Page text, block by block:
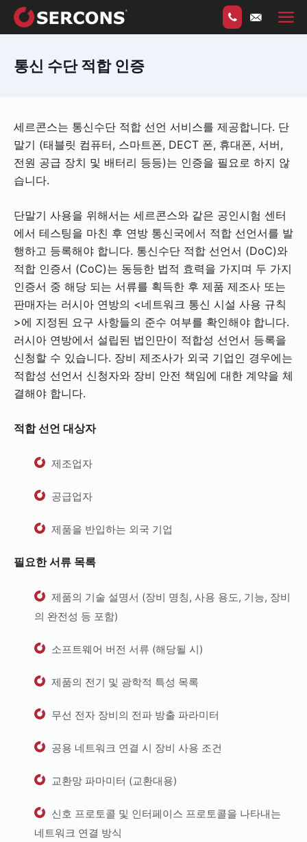
통신 수단 적합 인증
세르콘스는 통신수단 적합 선언 서비스를 제공합니다. 단
말기 (태블릿 컴퓨터, 스마트폰, DECT 폰, 휴대폰, 서버,
전원 공급 장치 및 배터리 등등)는 인증을 필요로 하지 않
습니다.
단말기 사용을 위해서는 세르콘스와 같은 공인시험 센터
에서 테스팅을 마친 후 연방 통신국에서 적합 선언서를 발
행하고 등록해야 합니다. 통신수단 적합 선언서 (DoC)와
적합 인증서 (CoC)는 동등한 법적 효력을 가지며 두 가지
인증서 중 해당 되는 서류를 획득한 후 제품 제조사 또는
판매자는 러시아 연방의 <네트워크 통신 시설 사용 규칙
>에 지정된 요구 사항들의 준수 여부를 확인해야 합니다.
러시아 연방에서 설립된 법인만이 적합성 선언서 등록을
신청할 수 있습니다. 장비 제조사가 외국 기업인 경우에는
적합성 선언서 신청자와 장비 안전 책임에 대한 계약을 체
결해야 합니다.
적합 선언 대상자
제조업자
공급업자
제품을 반입하는 외국 기업
필요한 서류 목록
제품의 기술 설명서 (장비 명칭, 사용 용도, 기능, 장비
의 완전성 등 포함)
소프트웨어 버전 서류 (해당될 시)
제품의 전기 및 광학적 특성 목록
무선 전자 장비의 전파 방출 파라미터
공용 네트워크 연결 시 장비 사용 조건
교환망 파마미터 (교환대용)
신호 프로토콜 및 인터페이스 프로토콜을 나타내는
네트워크 연결 방식